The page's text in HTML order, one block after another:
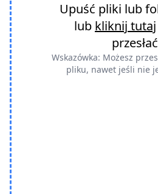
Upuść pliki lub
lub kliknij tutaj
Wskazówka: Możesz
pliku, nawet jeśli nie